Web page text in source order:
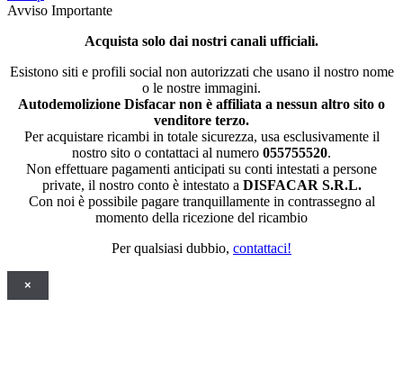
Avviso Importante
Acquista solo dai nostri canali ufficiali.
Esistono siti e profili social non autorizzati che usano il nostro nome
o le nostre immagini.
Autodemolizione Disfacar non è affiliata a nessun altro sito o
venditore terzo.
Per acquistare ricambi in totale sicurezza, usa esclusivamente il
nostro sito o contattaci al numero 055755520.
Non effettuare pagamenti anticipati su conti intestati a persone
private, il nostro conto è intestato a DISFACAR S.R.L.
Con noi è possibile pagare tranquillamente in contrassegno al
momento della ricezione del ricambio
Per qualsiasi dubbio, contattaci!
×